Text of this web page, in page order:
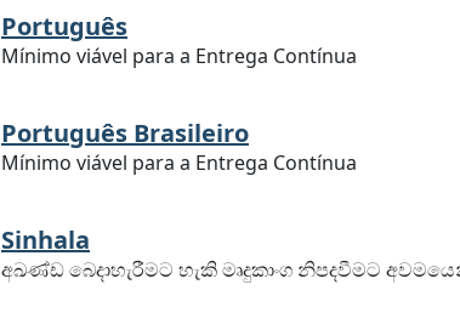
Português
Mínimo viável para a Entrega Contínua
Português Brasileiro
Mínimo viável para a Entrega Contínua
Sinhala
අඛණ්ඩ බෙදාහැරීමට හැකි මෘදුකාංග නිපදවීමට